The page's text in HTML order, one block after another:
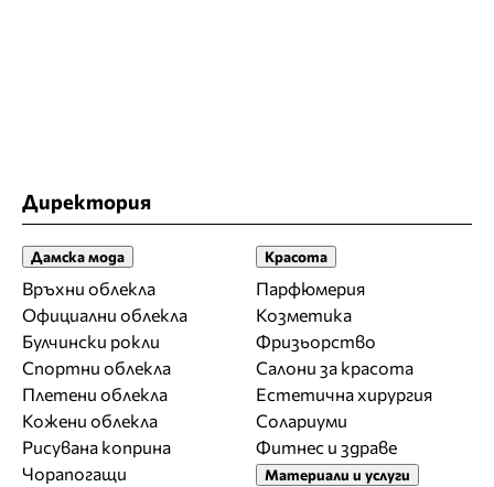
Директория
Дамска мода
Връхни облекла
Официални облекла
Булчински рокли
Спортни облекла
Плетени облекла
Кожени облекла
Рисувана коприна
Чорапогащи
Красота
Парфюмерия
Козметика
Фризьорство
Салони за красота
Естетична хирургия
Солариуми
Фитнес и здраве
Материали и услуги